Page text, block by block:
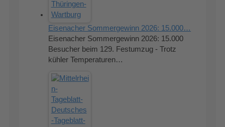
Eisenacher Sommergewinn 2026: 15.000…
Eisenacher Sommergewinn 2026: 15.000
Besucher beim 129. Festumzug - Trotz
kühler Temperaturen…